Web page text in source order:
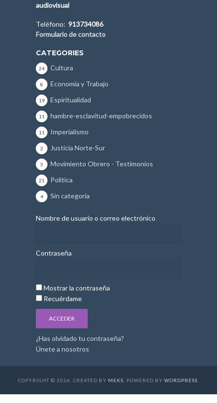
audiovisual
Teléfono: 913734086
Formulario de contacto
CATEGORIES
Cultura
24
Economía y Trabajo
8
Espiritualidad
19
hambre-esclavitud-empobrecidos
11
Imperialismo
11
Justicia Norte-Sur
2
Movimiento Obrero - Testimonios
5
Política
21
Sin categoría
4
Nombre de usuario o correo electrónico
Contraseña
Mostrar la contraseña
Recuérdame
¿Has olvidado tu contraseña?
Únete a nosotros
COPYRIGHT © 2026. CREATED BY MEKS . POWERED BY WORDPRESS